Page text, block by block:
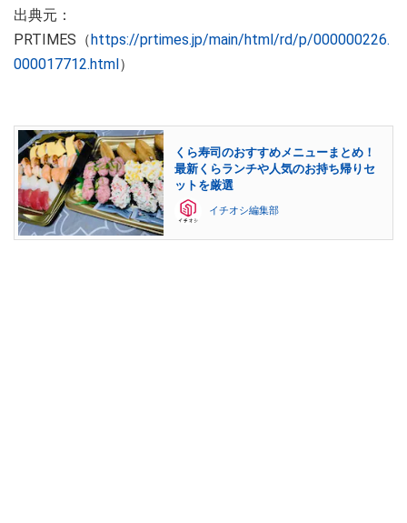
出典元：
PRTIMES（ https://prtimes.jp/main/html/rd/p/000000226.
000017712.html ）
くら寿司のおすすめメニューまとめ！
最新くらランチや人気のお持ち帰りセ
ットを厳選
イチオシ編集部